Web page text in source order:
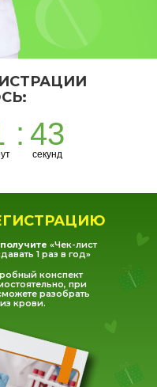
: 43
секунд
«Чек-лист
1 раз в год»
конспект
при
разобрать
крови.